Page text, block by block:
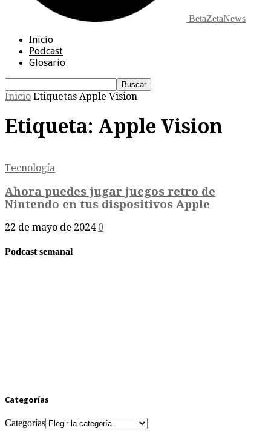
BetaZetaNews
Inicio
Podcast
Glosario
Inicio Etiquetas Apple Vision
Etiqueta: Apple Vision
Tecnología
Ahora puedes jugar juegos retro de
Nintendo en tus dispositivos Apple
22 de mayo de 2024 0
Podcast semanal
Categorías
Categorías